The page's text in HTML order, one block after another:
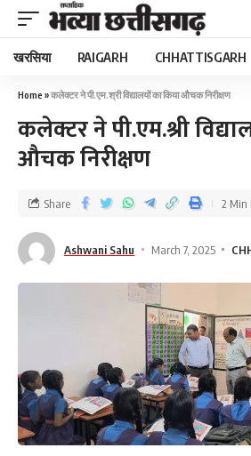
खरसिया RAIGARH CHHATTISGARH
Home »कलेक्टर ने पी.एम.श्री विद्यालयों का किया औचक निरीक्षण
कलेक्टर ने पी.एम.श्री
औचक निरीक्षण
Ashwani Sahu March 7, 2025
Share 2 Min